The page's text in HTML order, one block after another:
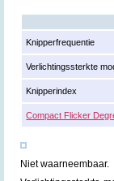
Knipperfrequentie
Verlichtingssterkte
Knipperindex
Compact Flicker
Niet waarneembaar.